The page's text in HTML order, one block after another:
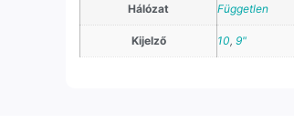
Hálózat Független
Kijelző 10, 9"